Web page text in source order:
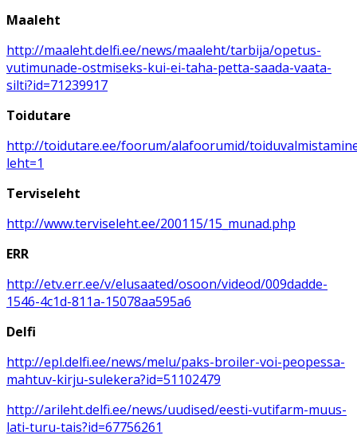
Maaleht
http://maaleht.delfi.ee/news/maaleht/tarbija/opetus-
vutimunade-ostmiseks-kui-ei-taha-petta-saada-vaata-
silti?id=71239917
Toidutare
http://toidutare.ee/foorum/alafoorumid/
leht=1
Terviseleht
http://www.terviseleht.ee/200115/15_munad.php
ERR
http://etv.err.ee/v/elusaated/osoon/videod/009dadde-
1546-4c1d-811a-15078aa595a6
Delfi
http://epl.delfi.ee/news/melu/paks-broiler-voi-peopessa-
mahtuv-kirju-sulekera?id=51102479
http://arileht.delfi.ee/news/uudised/eesti-vutifarm-muus-
lati-turu-tais?id=67756261